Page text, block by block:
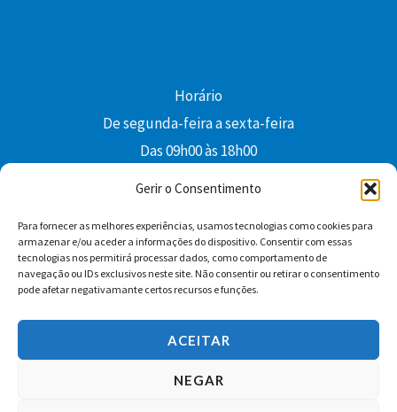
Gerir o Consentimento
Para fornecer as melhores experiências, usamos tecnologias como cookies para
armazenar e/ou aceder a informações do dispositivo. Consentir com essas
tecnologias nos permitirá processar dados, como comportamento de
navegação ou IDs exclusivos neste site. Não consentir ou retirar o consentimento
pode afetar negativamante certos recursos e funções.
ACEITAR
NEGAR
Horário
De segunda-feira a sexta-feira
Das 09h00 às 18h00
Facebook YouTube Instagram
Whatsapp
Condições Gerais de Venda